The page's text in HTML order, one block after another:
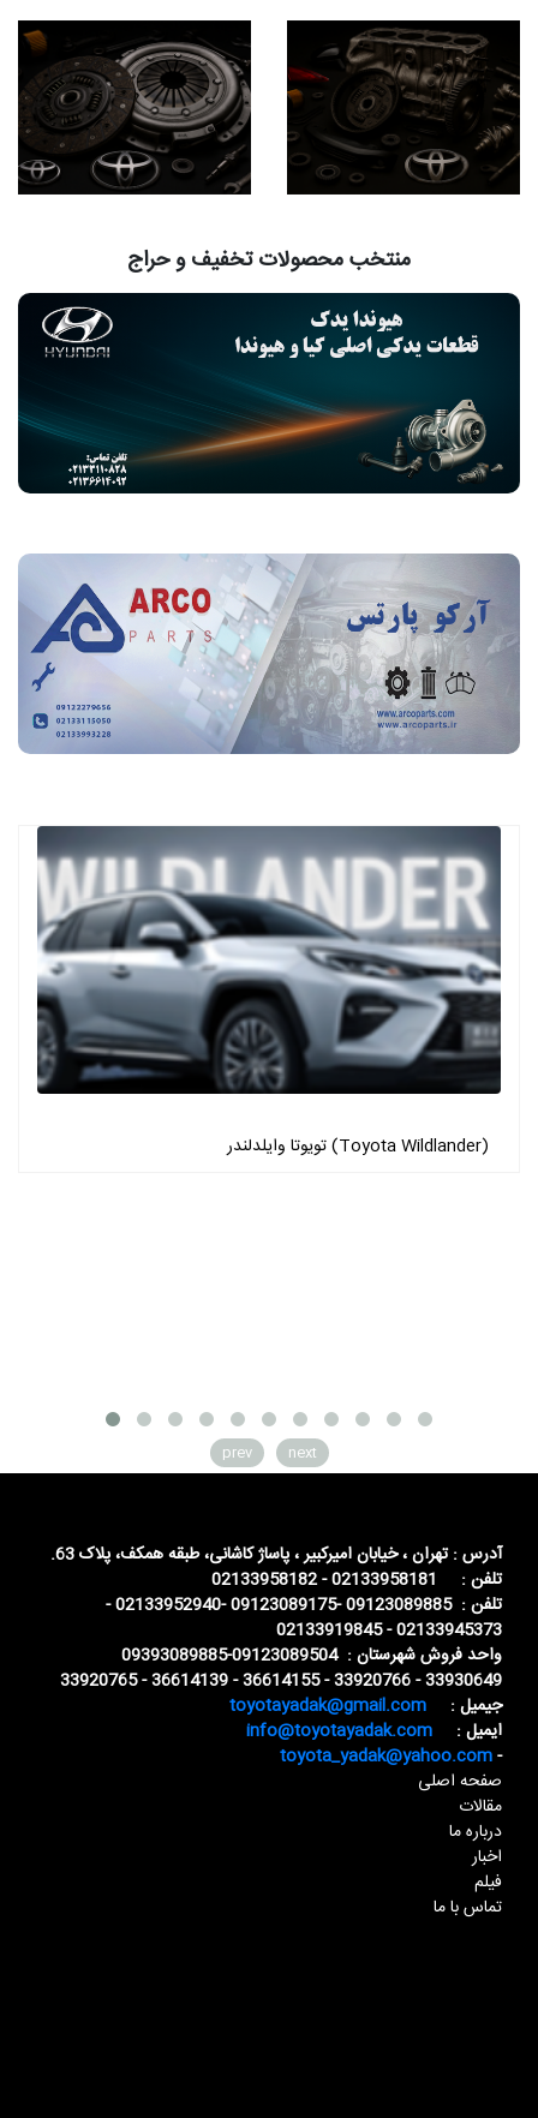
منتخب محصولات تخفیف و حراج
تویوتا وایلدلندر (Toyota Wildlander)
prev next
آدرس : تهران ، خیابان امیرکبیر ، پاساژ کاشانی، طبقه همکف، پلاک 63.
تلفن : 02133958181 - 02133958182
تلفن : 09123089885 -09123089175 -02133952940 -
02133945373 - 02133919845
واحد فروش شهرستان : 09123089504-09393089885
33930649 - 33920766 - 36614155 - 36614139 - 33920765
جیمیل : toyotayadak@gmail.com
ایمیل : info@toyotayadak.com
-
toyota_yadak@yahoo.com
صفحه اصلی
مقالات
درباره ما
اخبار
فیلم
تماس با ما